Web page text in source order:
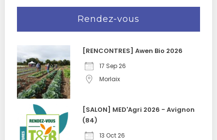
Rendez-vous
[RENCONTRES] Awen Bio 2026
17 Sep 26
Morlaix
[SALON] MED'Agri 2026 - Avignon
(84)
13 Oct 26